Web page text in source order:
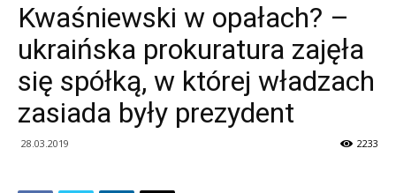
Kwaśniewski w opałach? –
ukraińska prokuratura zajęła
się spółką, w której władzach
zasiada były prezydent
28.03.2019 2233